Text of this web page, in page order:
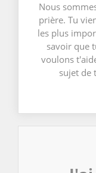
Nous
prière. Tu
les plus
savoir que
voulons
sujet de